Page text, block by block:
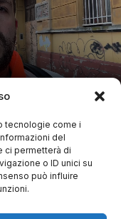
tecnologie come i
del
ci permetterà di
o ID unici su
può influire